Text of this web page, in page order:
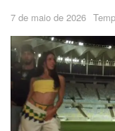
7 de maio de 2026